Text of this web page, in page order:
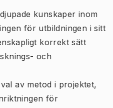
kunskaper inom
för utbildningen i sitt
korrekt sätt
och
av metod i projektet,
för